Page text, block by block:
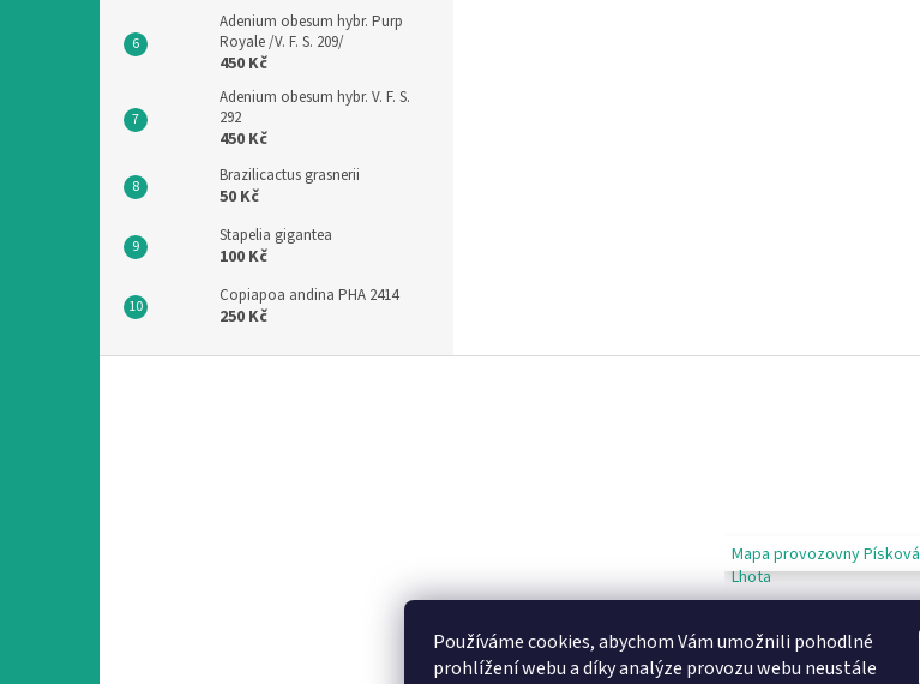
Používáme cookies, abychom Vám umožnili pohodlné
prohlížení webu a díky analýze provozu webu neustále
Adenium obesum hybr. Purp
Royale /V. F. S. 209/
450 Kč
Adenium obesum hybr. V. F. S.
292
450 Kč
Brazilicactus grasnerii
50 Kč
Stapelia gigantea
100 Kč
Copiapoa andina PHA 2414
250 Kč
Mapa provozovny Písková
Lhota